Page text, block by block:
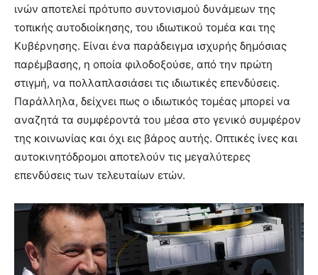
ινών αποτελεί πρότυπο συντονισμού δυνάμεων της
τοπικής αυτοδιοίκησης, του ιδιωτικού τομέα και της
Κυβέρνησης. Είναι ένα παράδειγμα ισχυρής δημόσιας
παρέμβασης, η οποία φιλοδοξούσε, από την πρώτη
στιγμή, να πολλαπλασιάσει τις ιδιωτικές επενδύσεις.
Παράλληλα, δείχνει πως ο ιδιωτικός τομέας μπορεί να
αναζητά τα συμφέροντά του μέσα στο γενικό συμφέρον
της κοινωνίας και όχι εις βάρος αυτής. Οπτικές ίνες και
αυτοκινητόδρομοι αποτελούν τις μεγαλύτερες
επενδύσεις των τελευταίων ετών.